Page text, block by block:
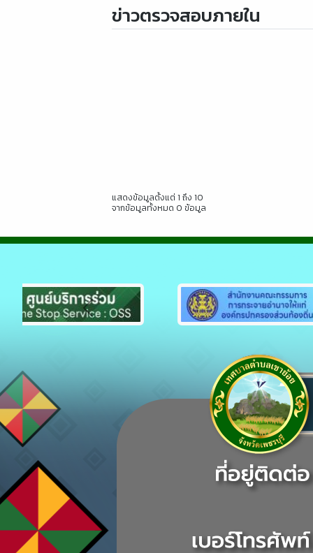
ข่าวตรวจสอบภายใน
แสดงข้อมูลตั้งแต่ 1 ถึง 10
จากข้อมูลทั้งหมด 0 ข้อมูล
Previous